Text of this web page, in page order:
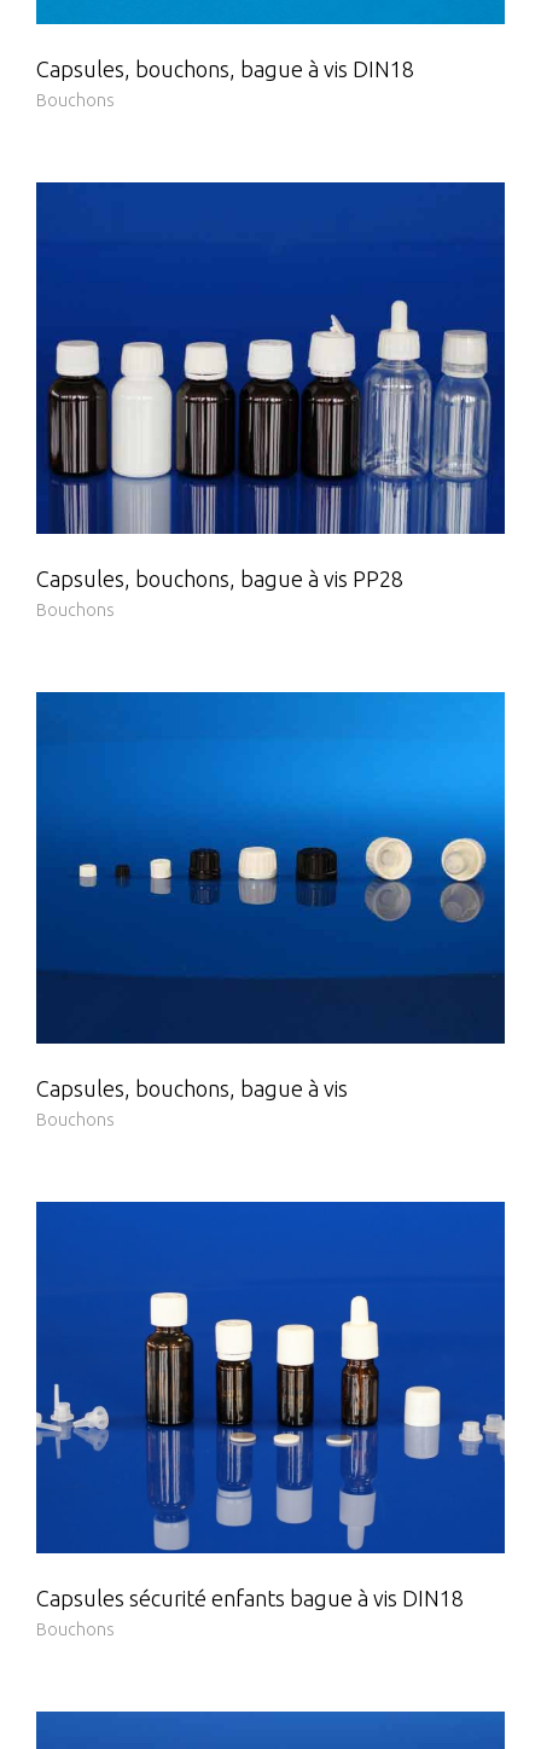
Capsules, bouchons, bague à vis DIN18
Bouchons
Capsules, bouchons, bague à vis PP28
Bouchons
Capsules, bouchons, bague à vis
Bouchons
Capsules sécurité enfants bague à vis DIN18
Bouchons